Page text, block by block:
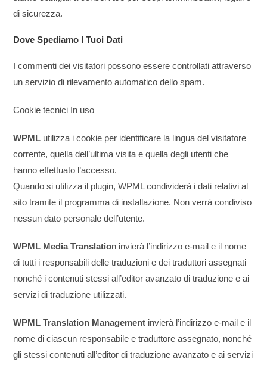
di sicurezza.
Dove Spediamo I Tuoi Dati
I commenti dei visitatori possono essere controllati attraverso
un servizio di rilevamento automatico dello spam.
Cookie tecnici In uso
WPML utilizza i cookie per identificare la lingua del visitatore
corrente, quella dell’ultima visita e quella degli utenti che
hanno effettuato l’accesso.
Quando si utilizza il plugin, WPML condividerà i dati relativi al
sito tramite il programma di installazione. Non verrà condiviso
nessun dato personale dell’utente.
WPML Media Translation invierà l’indirizzo e-mail e il nome
di tutti i responsabili delle traduzioni e dei traduttori assegnati
nonché i contenuti stessi all’editor avanzato di traduzione e ai
servizi di traduzione utilizzati.
WPML Translation Management invierà l’indirizzo e-mail e il
nome di ciascun responsabile e traduttore assegnato, nonché
gli stessi contenuti all’editor di traduzione avanzato e ai servizi